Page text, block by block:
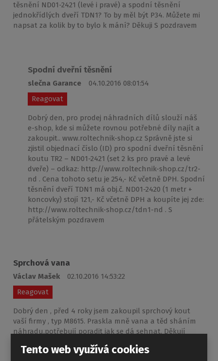
těsnění ND01-2421 (levé i pravé) a spodní těsnění
jednokřídlých dveří TDN1? To by měl být P34. Můžete mi
napsat za kolik by to bylo k mání? Děkuji S pozdravem
Spodní dveřní těsnění
slečna Garance
04.10.2016 08:01:54
Reagovat
Dobrý den, pro prodej náhradních dílů slouží náš
e-shop, kde si můžete rovnou potřebné díly najít a
zakoupit.. www.roltechnik-shop.cz Správně jste si
zjistil objednací číslo (ID) pro spodní dveřní těsnění
koutu TR2 – ND01-2421 (set 2 ks pro pravé a levé
dveře) – odkaz: http://www.roltechnik-shop.cz/tr2-
nd . Cena tohoto setu je 254,- Kč včetně DPH. Spodní
těsnění dveří TDN1 má obj.č. ND01-2420 (1 metr +
koncovky) stojí 121,- Kč včetně DPH a koupíte jej zde:
http://www.roltechnik-shop.cz/tdn1-nd . S
přátelským pozdravem
Sprchová vana
Václav Mašek
02.10.2016 14:53:22
Reagovat
Dobrý den , před 4 roky jsem zakoupil sprchový kout
vaší firmy , typ M8615. Praskla mně vana a těd sháním
náhradu,potřebují poradit jak se dá sehnat. Děkují
Tento web využívá cookies